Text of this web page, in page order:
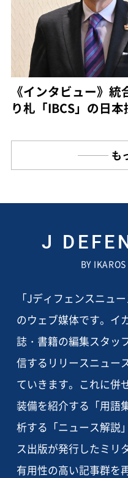
《インタビュー》
り札「IBCS」の日
も
J
BY
「Jディフェンスニュ
のウェブ媒体です。イ
誌・書籍の編集スタッ
信するリリースニュー
ていきます。これに併
装備を紹介する「用語
析する「ニュース解説
ス出版が発行したミリ
有用性の高い記事群を